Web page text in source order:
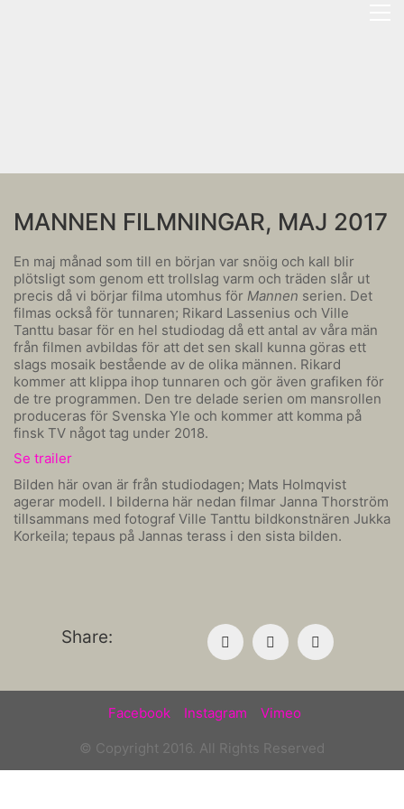
MANNEN FILMNINGAR, MAJ 2017
En maj månad som till en början var snöig och kall blir
plötsligt som genom ett trollslag varm och träden slår ut
precis då vi börjar filma utomhus för Mannen serien. Det
filmas också för tunnaren; Rikard Lassenius och Ville
Tanttu basar för en hel studiodag då ett antal av våra män
från filmen avbildas för att det sen skall kunna göras ett
slags mosaik bestående av de olika männen. Rikard
kommer att klippa ihop tunnaren och gör även grafiken för
de tre programmen. Den tre delade serien om mansrollen
produceras för Svenska Yle och kommer att komma på
finsk TV något tag under 2018.
Se trailer
Bilden här ovan är från studiodagen; Mats Holmqvist
agerar modell. I bilderna här nedan filmar Janna Thorström
tillsammans med fotograf Ville Tanttu bildkonstnären Jukka
Korkeila; tepaus på Jannas terass i den sista bilden.
Share:
Facebook Instagram Vimeo
© Copyright 2016. All Rights Reserved